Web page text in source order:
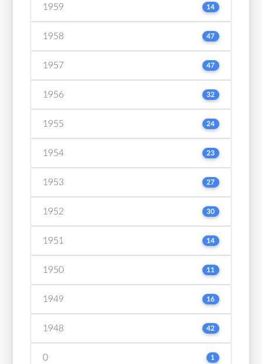
1959 14
1958 47
1957 47
1956 32
1955 24
1954 23
1953 27
1952 30
1951 14
1950 11
1949 16
1948 42
0 1